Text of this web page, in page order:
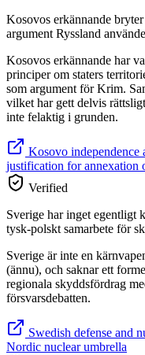
Kosovos erkännande
argument Ryssland
Kosovos erkännande har
principer om staters
som argument för Krim.
vilket har gett delvis
inte felaktig i grunden.
Kosovo independence
justification for annexation
Verified
Sverige har inget egentligt
tysk-polskt samarbete för
Sverige är inte en
(ännu), och saknar ett
regionala skyddsfördrag
försvarsdebatten.
Swedish defense and
Nordic nuclear umbrella